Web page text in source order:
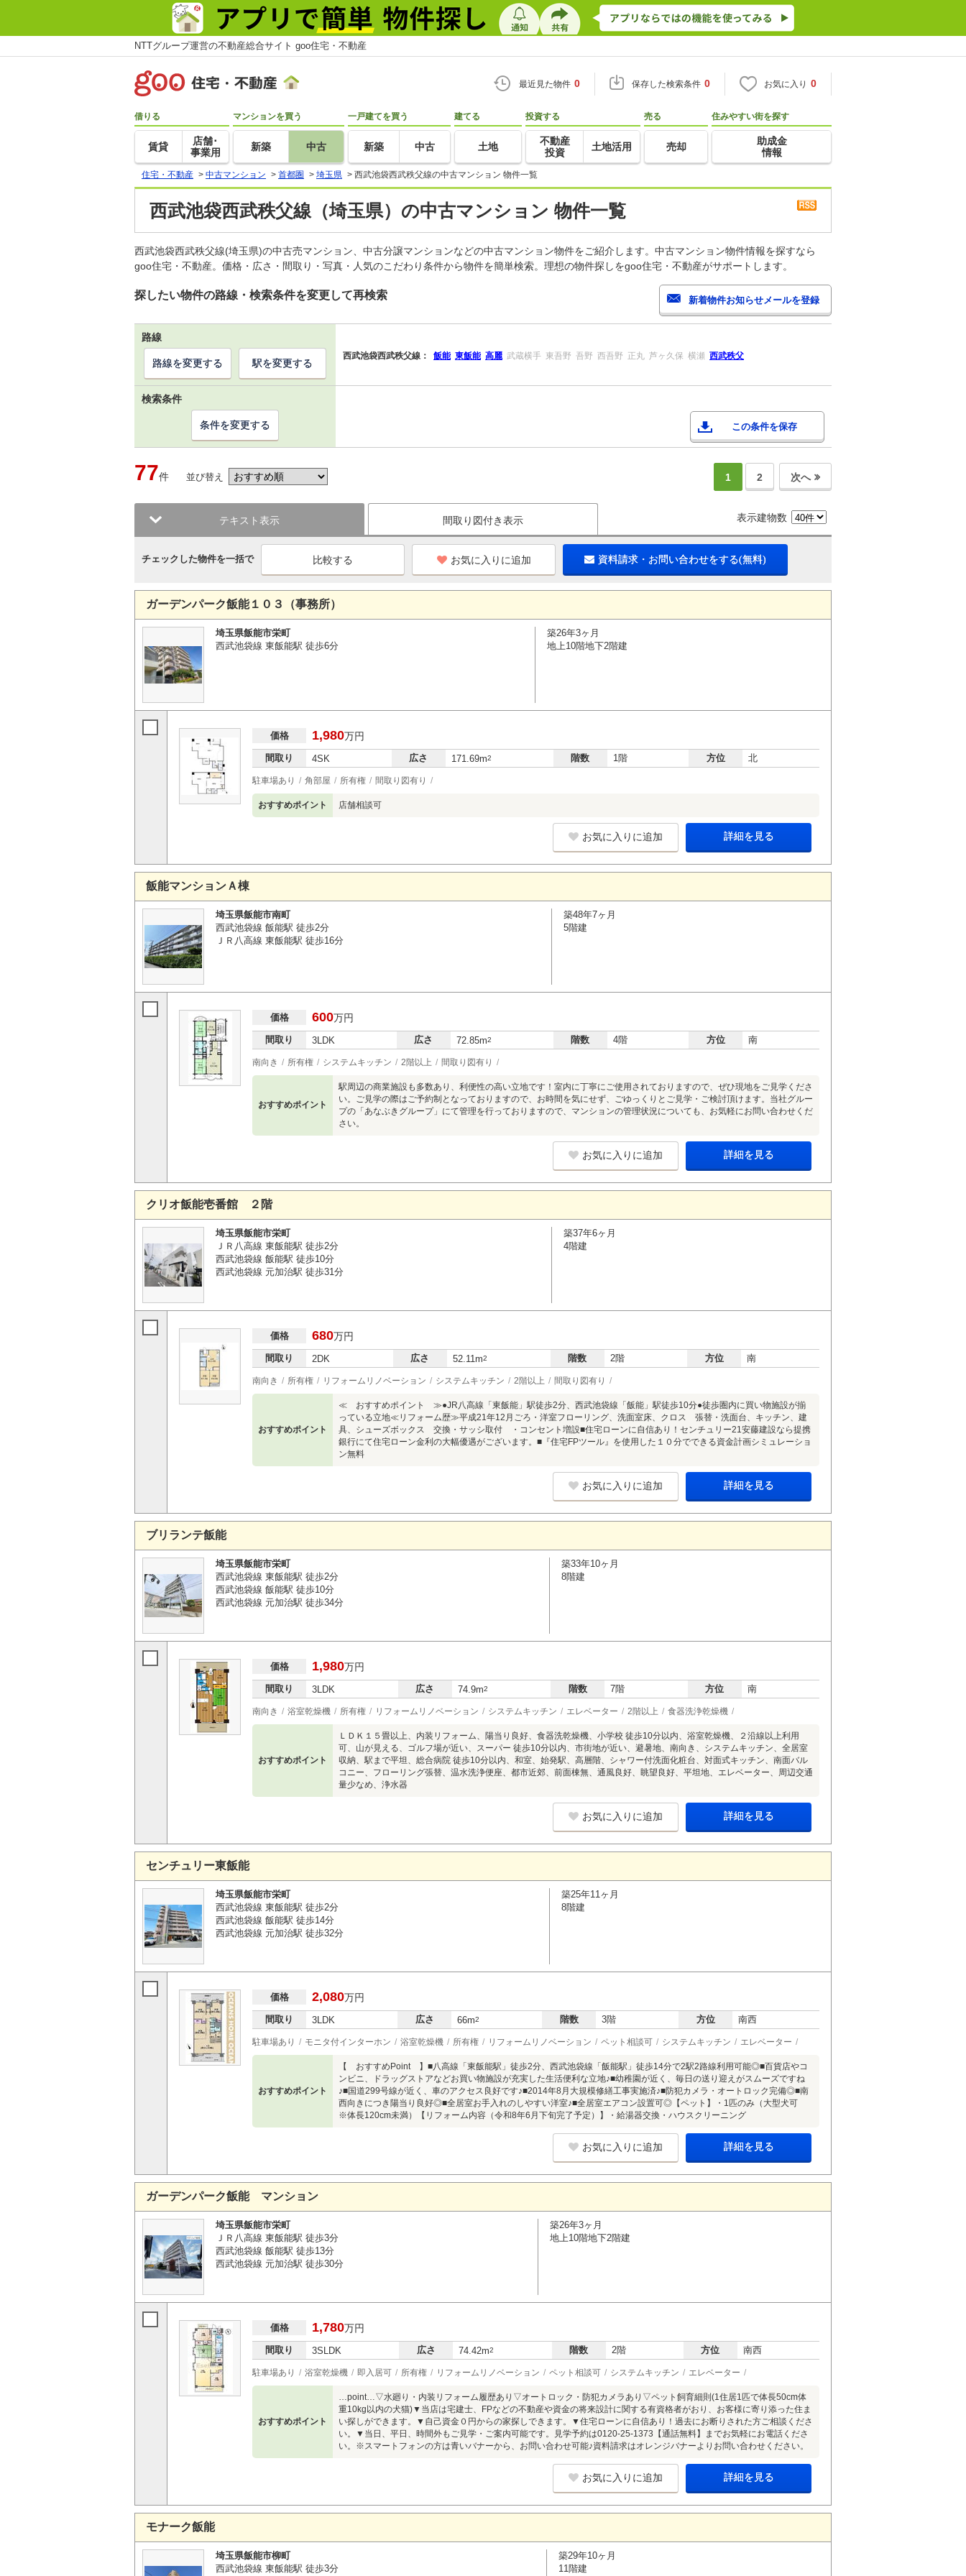
NTTグループ運営の不動産総合サイト goo住宅・不動産
最近見た物件 0 保存した検索条件 0 お気に入り 0
借りる
賃貸
店舗･
事業用
マンションを買う
新築 中古
一戸建てを買う
新築 中古
建てる
土地
投資する
不動産
投資
土地活用
売る
売却
住みやすい街を探す
助成金
情報
住宅・不動産 > 中古マンション > 首都圏 > 埼玉県 > 西武池袋西武秩父線の中古マンション 物件一覧
西武池袋西武秩父線（埼玉県）の中古マンション 物件一覧
西武池袋西武秩父線(埼玉県)の中古売マンション、中古分譲マンションなどの中古マンション物件をご紹介します。中古マンション物件情報を探すなら
goo住宅・不動産。価格・広さ・間取り・写真・人気のこだわり条件から物件を簡単検索。理想の物件探しをgoo住宅・不動産がサポートします。
探したい物件の路線・検索条件を変更して再検索
路線
西武池袋西武秩父線： 飯能 東飯能 高麗 武蔵横手 東吾野 吾野 西吾野 正丸 芦ヶ久保 横瀬 西武秩父
路線を変更する 駅を変更する
検索条件
この条件を保存
条件を変更する
77件 並び替え 1 2 次へ
テキスト表示 間取り図付き表示 表示建物数
チェックした物件を一括で お気に入りに追加 資料請求・お問い合わせをする(無料)
ガーデンパーク飯能１０３（事務所）
埼玉県飯能市栄町
西武池袋線 東飯能駅 徒歩6分
築26年3ヶ月
地上10階地下2階建
価格 1,980万円
間取り 4SK 広さ 171.69m2 階数 1階 方位 北
駐車場あり 角部屋 所有権 間取り図有り
おすすめポイント 店舗相談可
お気に入りに追加 詳細を見る
飯能マンションＡ棟
埼玉県飯能市南町
西武池袋線 飯能駅 徒歩2分
ＪＲ八高線 東飯能駅 徒歩16分
築48年7ヶ月
5階建
価格 600万円
間取り 3LDK 広さ 72.85m2 階数 4階 方位 南
南向き 所有権 システムキッチン 2階以上 間取り図有り
おすすめポイント
駅周辺の商業施設も多数あり、利便性の高い立地です！室内に丁寧にご使用されておりますので、ぜひ現地をご見学くださ
い。ご見学の際はご予約制となっておりますので、お時間を気にせず、ごゆっくりとご見学・ご検討頂けます。当社グルー
プの「あなぶきグループ」にて管理を行っておりますので、マンションの管理状況についても、お気軽にお問い合わせくだ
さい。
お気に入りに追加 詳細を見る
クリオ飯能壱番館 ２階
埼玉県飯能市栄町
ＪＲ八高線 東飯能駅 徒歩2分
西武池袋線 飯能駅 徒歩10分
西武池袋線 元加治駅 徒歩31分
築37年6ヶ月
4階建
価格 680万円
間取り 2DK 広さ 52.11m2 階数 2階 方位 南
南向き 所有権 リフォームリノベーション システムキッチン 2階以上 間取り図有り
おすすめポイント
≪ おすすめポイント ≫●JR八高線「東飯能」駅徒歩2分、西武池袋線「飯能」駅徒歩10分●徒歩圏内に買い物施設が揃
っている立地≪リフォーム歴≫平成21年12月ごろ・洋室フローリング、洗面室床、クロス 張替・洗面台、キッチン、建
具、シューズボックス 交換・サッシ取付 ・コンセント増設■住宅ローンに自信あり！センチュリー21安藤建設なら提携
銀行にて住宅ローン金利の大幅優遇がございます。■『住宅FPツール』を使用した１０分でできる資金計画シミュレーショ
ン無料
お気に入りに追加 詳細を見る
ブリランテ飯能
埼玉県飯能市栄町
西武池袋線 東飯能駅 徒歩2分
西武池袋線 飯能駅 徒歩10分
西武池袋線 元加治駅 徒歩34分
築33年10ヶ月
8階建
価格 1,980万円
間取り 3LDK 広さ 74.9m2 階数 7階 方位 南
南向き 浴室乾燥機 所有権 リフォームリノベーション システムキッチン エレベーター 2階以上 食器洗浄乾燥機
おすすめポイント
ＬＤＫ１５畳以上、内装リフォーム、陽当り良好、食器洗乾燥機、小学校 徒歩10分以内、浴室乾燥機、２沿線以上利用
可、山が見える、ゴルフ場が近い、スーパー 徒歩10分以内、市街地が近い、避暑地、南向き、システムキッチン、全居室
収納、駅まで平坦、総合病院 徒歩10分以内、和室、始発駅、高層階、シャワー付洗面化粧台、対面式キッチン、南面バル
コニー、フローリング張替、温水洗浄便座、都市近郊、前面棟無、通風良好、眺望良好、平坦地、エレベーター、周辺交通
量少なめ、浄水器
お気に入りに追加 詳細を見る
センチュリー東飯能
埼玉県飯能市栄町
西武池袋線 東飯能駅 徒歩2分
西武池袋線 飯能駅 徒歩14分
西武池袋線 元加治駅 徒歩32分
築25年11ヶ月
8階建
価格 2,080万円
間取り 3LDK 広さ 66m2 階数 3階 方位 南西
駐車場あり モニタ付インターホン 浴室乾燥機 所有権 リフォームリノベーション ペット相談可 システムキッチン エレベーター
おすすめポイント
【 おすすめPoint 】■八高線「東飯能駅」徒歩2分、西武池袋線「飯能駅」徒歩14分で2駅2路線利用可能◎■百貨店やコ
ンビニ、ドラッグストアなどお買い物施設が充実した生活便利な立地♪■幼稚園が近く、毎日の送り迎えがスムーズですね
♪■国道299号線が近く、車のアクセス良好です♪■2014年8月大規模修繕工事実施済♪■防犯カメラ・オートロック完備◎■南
西向きにつき陽当り良好◎■全居室お手入れのしやすい洋室♪■全居室エアコン設置可◎【ペット】・1匹のみ（大型犬可
※体長120cm未満）【リフォーム内容（令和8年6月下旬完了予定）】・給湯器交換・ハウスクリーニング
お気に入りに追加 詳細を見る
ガーデンパーク飯能 マンション
埼玉県飯能市栄町
ＪＲ八高線 東飯能駅 徒歩3分
西武池袋線 飯能駅 徒歩13分
西武池袋線 元加治駅 徒歩30分
築26年3ヶ月
地上10階地下2階建
価格 1,780万円
間取り 3SLDK 広さ 74.42m2 階数 2階 方位 南西
駐車場あり 浴室乾燥機 即入居可 所有権 リフォームリノベーション ペット相談可 システムキッチン エレベーター
おすすめポイント
…point…▽水廻り・内装リフォーム履歴あり▽オートロック・防犯カメラあり▽ペット飼育細則(1住居1匹で体長50cm体
重10kg以内の犬猫)▼当店は宅建士、FPなどの不動産や資金の将来設計に関する有資格者がおり、お客様に寄り添った住ま
い探しができます。▼自己資金０円からの家探しできます。▼住宅ローンに自信あり！過去にお断りされた方ご相談くださ
い。▼当日、平日、時間外もご見学・ご案内可能です。見学予約は0120-25-1373【通話無料】までお気軽にお電話くださ
い。※スマートフォンの方は青いバナーから、お問い合わせ可能♪資料請求はオレンジバナーよりお問い合わせください。
お気に入りに追加 詳細を見る
モナーク飯能
埼玉県飯能市柳町
西武池袋線 東飯能駅 徒歩3分
築29年10ヶ月
11階建